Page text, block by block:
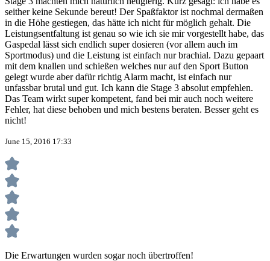
seither keine Sekunde bereut! Der Spaßfaktor ist nochmal dermaßen
in die Höhe gestiegen, das hätte ich nicht für möglich gehalt. Die
Leistungsentfaltung ist genau so wie ich sie mir vorgestellt habe, das
Gaspedal lässt sich endlich super dosieren (vor allem auch im
Sportmodus) und die Leistung ist einfach nur brachial. Dazu gepaart
mit dem knallen und schießen welches nur auf den Sport Button
gelegt wurde aber dafür richtig Alarm macht, ist einfach nur
unfassbar brutal und gut. Ich kann die Stage 3 absolut empfehlen.
Das Team wirkt super kompetent, fand bei mir auch noch weitere
Fehler, hat diese behoben und mich bestens beraten. Besser geht es
nicht!
June 15, 2016 17:33
Die Erwartungen wurden sogar noch übertroffen!